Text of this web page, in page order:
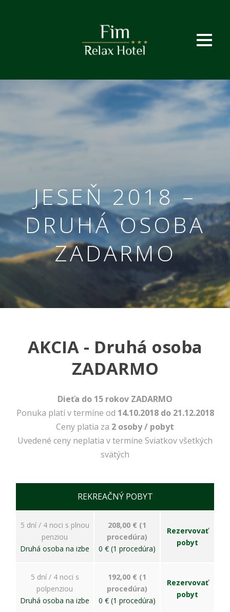
JESEŇ 2018 –
DRUHÁ OSOBA
ZADARMO
AKCIA - Druhá osoba
ZADARMO
Dieťa do 15 rokov ZADARMO
Ponuka platí v termíne od 14.10.2018 do 21.12.2018
Ceny platia za 2 osoby / pobyt
Uvedené ceny neplatia v termíne Sviatkov všetkých
svätých
REKREAČNÝ POBYT
5 dní / 4 noci s plnou
penziou
Druhá osoba na izbe
208,00 € (1
procedúra)
0 € (1 procedúra)
Rezervovať
pobyt
5 dní / 4 noci s
polpenziou
Druhá osoba na izbe
192,00 € (1
procedúra)
0 € (1 procedúra)
Rezervovať
pobyt
Nevyhnutné
Tieto cookies
sú
fungovanie
našej webovej
stránky.
Zahŕňajú
napríklad
formulárov.
Bez týchto
stránka
nemohla
správne
funkčnosti
webu; Právny
základ:
oprávnený